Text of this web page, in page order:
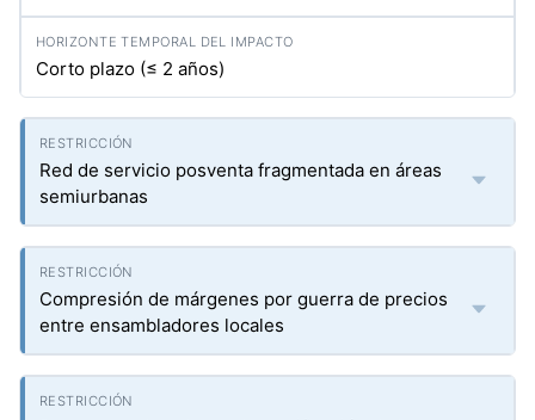
Corto plazo (≤ 2 años)
Red de servicio posventa fragmentada en áreas
semiurbanas
Compresión de márgenes por guerra de precios
entre ensambladores locales